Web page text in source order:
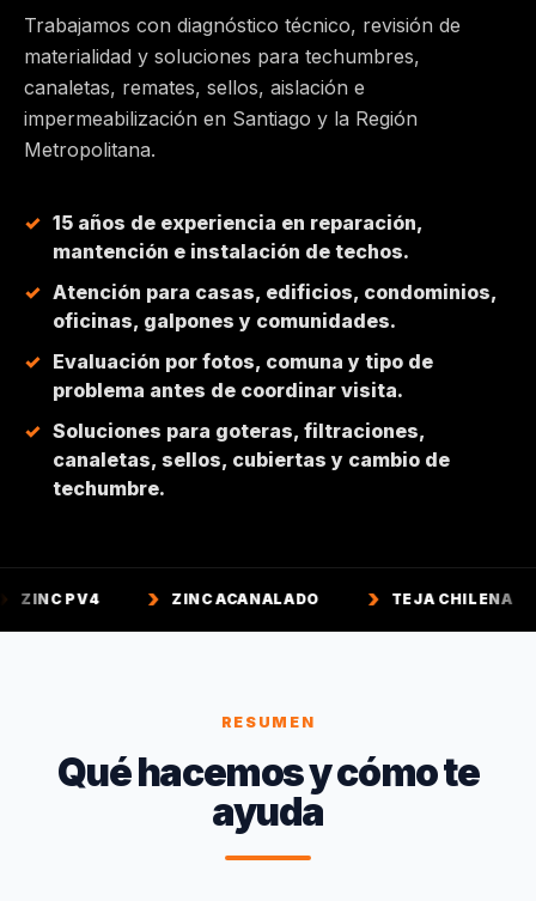
MAIPÚ
PEÑALOLÉN
QUILICURA
COLINA
CHICUREO
Trabajamos con diagnóstico técnico, revisión de
materialidad y soluciones para techumbres,
canaletas, remates, sellos, aislación e
impermeabilización en Santiago y la Región
Metropolitana.
15 años de experiencia en reparación,
mantención e instalación de techos.
Atención para casas, edificios, condominios,
oficinas, galpones y comunidades.
Evaluación por fotos, comuna y tipo de
problema antes de coordinar visita.
Soluciones para goteras, filtraciones,
canaletas, sellos, cubiertas y cambio de
techumbre.
ZINC ACANALADO TEJA CHILENA TEJA
RESUMEN
Qué hacemos y cómo te
ayuda